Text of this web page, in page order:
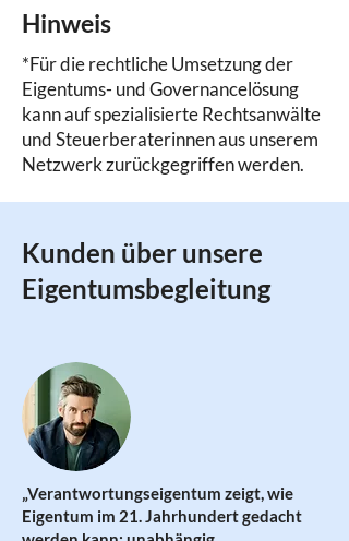
Hinweis
*Für die rechtliche Umsetzung der
Eigentums- und Governancelösung
kann auf spezialisierte Rechtsanwälte
und Steuerberaterinnen aus unserem
Netzwerk zurückgegriffen werden.
Kunden über unsere
Eigentumsbegleitung
„Verantwortungseigentum zeigt, wie
Eigentum im 21. Jahrhundert gedacht